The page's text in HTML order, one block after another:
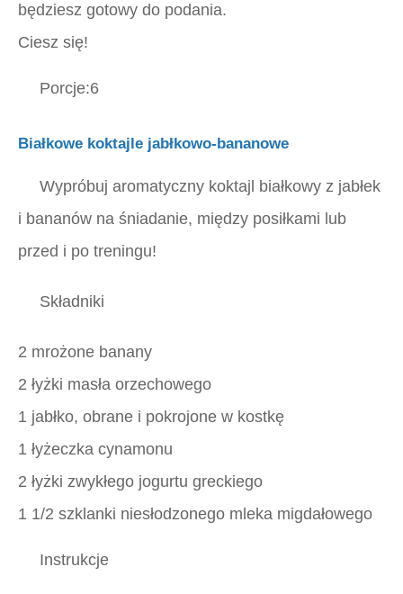
będziesz gotowy do podania.
Ciesz się!
Porcje:6
Białkowe koktajle jabłkowo-bananowe
Wypróbuj aromatyczny koktajl białkowy z jabłek
i bananów na śniadanie, między posiłkami lub
przed i po treningu!
Składniki
2 mrożone banany
2 łyżki masła orzechowego
1 jabłko, obrane i pokrojone w kostkę
1 łyżeczka cynamonu
2 łyżki zwykłego jogurtu greckiego
1 1/2 szklanki niesłodzonego mleka migdałowego
Instrukcje